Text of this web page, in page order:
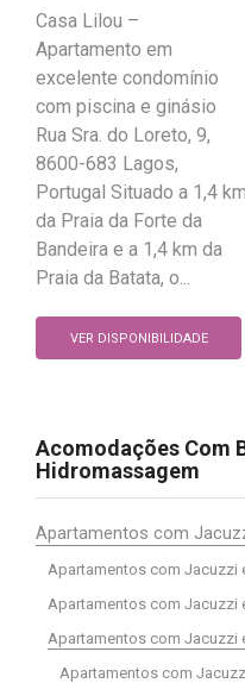
Casa Lilou –
Apartamento em
excelente condomínio
com piscina e ginásio
Rua Sra. do Loreto, 9,
8600-683 Lagos,
Portugal Situado a 1,4 km
da Praia da Forte da
Bandeira e a 1,4 km da
Praia da Batata, o...
VER DISPONIBILIDADE
Acomodações Com
Hidromassagem
Apartamentos com
Apartamentos com Jacuzzi
Apartamentos com Jacuzzi
Apartamentos com Jacuzzi
Apartamentos com